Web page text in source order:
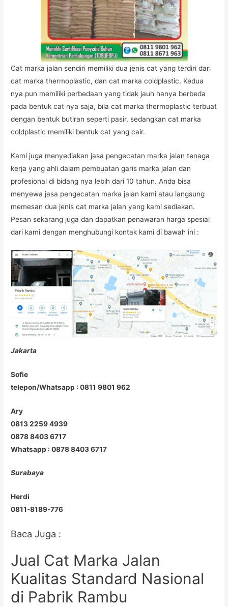
Cat marka jalan sendiri memiliki dua jenis cat yang terdiri dari
cat marka thermoplastic, dan cat marka coldplastic. Kedua
nya pun memiliki perbedaan yang tidak jauh hanya berbeda
pada bentuk cat nya saja, bila cat marka thermoplastic terbuat
dengan bentuk butiran seperti pasir, sedangkan cat marka
coldplastic memiliki bentuk cat yang cair.
Kami juga menyediakan jasa pengecatan marka jalan tenaga
kerja yang ahli dalam pembuatan garis marka jalan dan
profesional di bidang nya lebih dari 10 tahun. Anda bisa
menyewa jasa pengecatan marka jalan kami atau langsung
memesan dua jenis cat marka jalan yang kami sediakan.
Pesan sekarang juga dan dapatkan penawaran harga spesial
dari kami dengan menghubungi kontak kami di bawah ini :
Jakarta
Sofie
telepon/Whatsapp : 0811 9801 962
Ary
0813 2259 4939
0878 8403 6717
Whatsapp : 0878 8403 6717
Surabaya
Herdi
0811-8189-776
Baca Juga :
Jual Cat Marka Jalan
Kualitas Standard Nasional
di Pabrik Rambu